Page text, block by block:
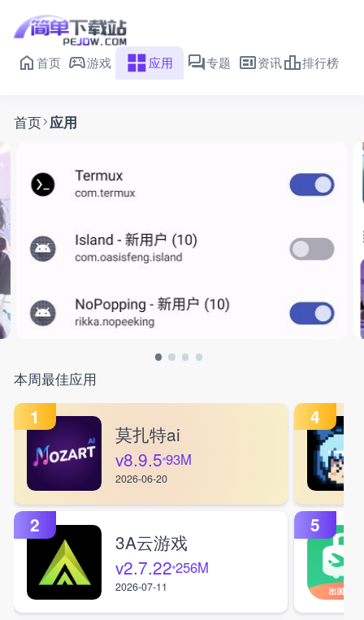
首页 游戏 应用 专题 资讯 排行榜
首页 应用
本周最佳应用
1
莫扎特ai
v8.9.5 93M
2026-06-20
2
3A云游戏
v2.7.22 256M
2026-07-11
4
5